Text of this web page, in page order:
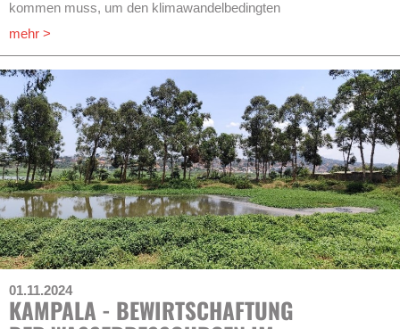
kommen muss, um den klimawandelbedingten
und nachhaltige Veränderungen bei Verwaltung, Finanzierung,
Regelung, Technologie und Ausbildung in dieser Stadt
notwendig.
Download:
5-Punkte-Plan für die Schwammstadt Berlin
mehr >
01.11.2024
KAMPALA - BEWIRTSCHAFTUNG